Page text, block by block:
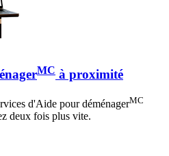
MC à proximité
d'Aide pour déménagerMC
deux fois plus vite.